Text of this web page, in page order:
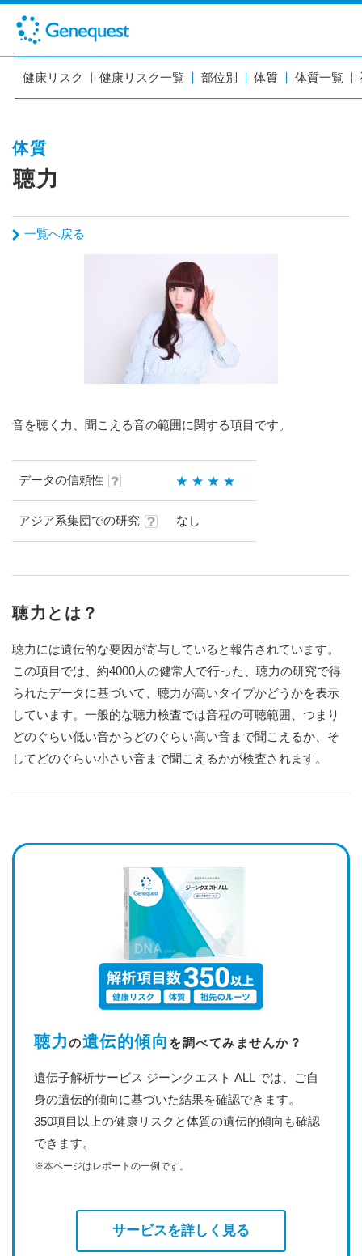
健康リスク 健康リスク一覧 部位別 体質 体質一覧
体質
聴力
一覧へ戻る
音を聴く力、聞こえる音の範囲に関する項目です。
データの信頼性
アジア系集団での研究 なし
聴力とは？
聴力には遺伝的な要因が寄与していると報告されています。
この項目では、約4000人の健常人で行った、聴力の研究で得
られたデータに基づいて、聴力が高いタイプかどうかを表示
しています。一般的な聴力検査では音程の可聴範囲、つまり
どのぐらい低い音からどのぐらい高い音まで聞こえるか、そ
してどのぐらい小さい音まで聞こえるかが検査されます。
聴力の遺伝的傾向 を調べてみませんか？
遺伝子解析サービス ジーンクエスト ALL では、ご自
身の遺伝的傾向に基づいた結果を確認できます。
350項目以上の健康リスクと体質の遺伝的傾向も確認
できます。
※本ページはレポートの一例です。
サービスを詳しく見る